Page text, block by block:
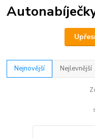
Nejnovější Nejlevnější